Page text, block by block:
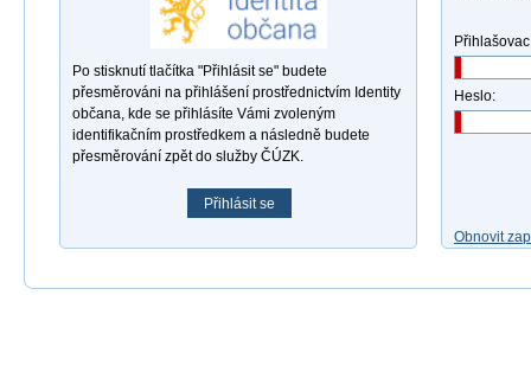
Po stisknutí tlačítka "Přihlásit se" budete
přesměrováni na přihlášení prostřednictvím Identity
občana, kde se přihlásíte Vámi zvoleným
identifikačním prostředkem a následně budete
přesměrování zpět do služby ČÚZK.
Přihlásit se
Heslo:
Obnovit